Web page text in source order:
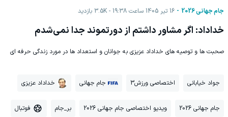
جام جهانی 2026 16 تیر 1405 ساعت 19:38 3.5K بازدید
خداداد: اگر مشاور داشتم از دورتموند جدا نمی‌شدم
صحبت ها و توصیه های خداداد عزیزی به جوانان و استعداد ها در مورد زندگی حرفه ای
جواد خیابانی اختصاصی ورزش3 جام جهانی خداداد عزیزی
جام جهانی 2026 ویدیو اختصاصی جام جهانی 2026 بر_جام فوتبال